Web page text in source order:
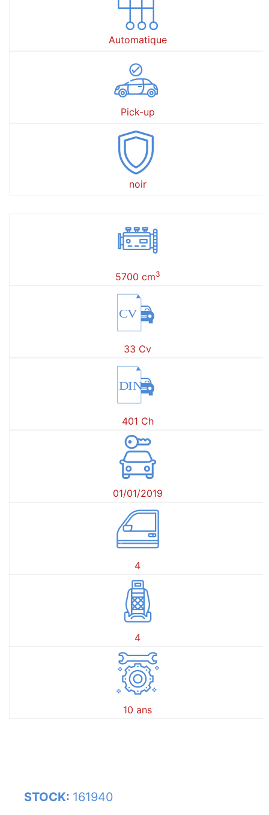
Automatique
Pick-up
noir
5700 cm3
CV
33 Cv
DIN
401 Ch
01/01/2019
4
4
10 ans
STOCK: 161940